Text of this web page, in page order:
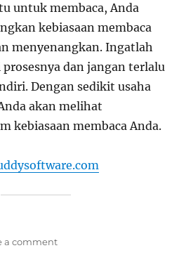
untuk membaca, Anda
kebiasaan membaca
menyenangkan. Ingatlah
dan jangan terlalu
Dengan sedikit usaha
akan melihat
kebiasaan membaca Anda.
a commenton